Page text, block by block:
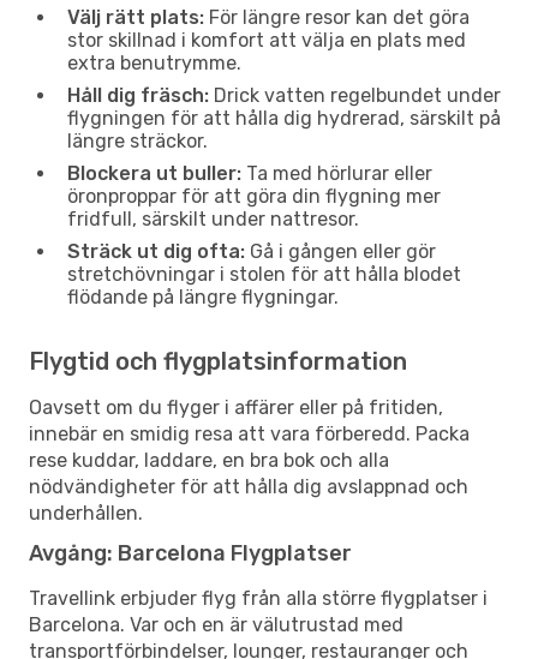
Välj rätt plats: För längre resor kan det göra
stor skillnad i komfort att välja en plats med
extra benutrymme.
Håll dig fräsch: Drick vatten regelbundet under
flygningen för att hålla dig hydrerad, särskilt på
längre sträckor.
Blockera ut buller: Ta med hörlurar eller
öronproppar för att göra din flygning mer
fridfull, särskilt under nattresor.
Sträck ut dig ofta: Gå i gången eller gör
stretchövningar i stolen för att hålla blodet
flödande på längre flygningar.
Flygtid och flygplatsinformation
Oavsett om du flyger i affärer eller på fritiden,
innebär en smidig resa att vara förberedd. Packa
rese kuddar, laddare, en bra bok och alla
nödvändigheter för att hålla dig avslappnad och
underhållen.
Avgång: Barcelona Flygplatser
Travellink erbjuder flyg från alla större flygplatser i
Barcelona. Var och en är välutrustad med
transportförbindelser, lounger, restauranger och